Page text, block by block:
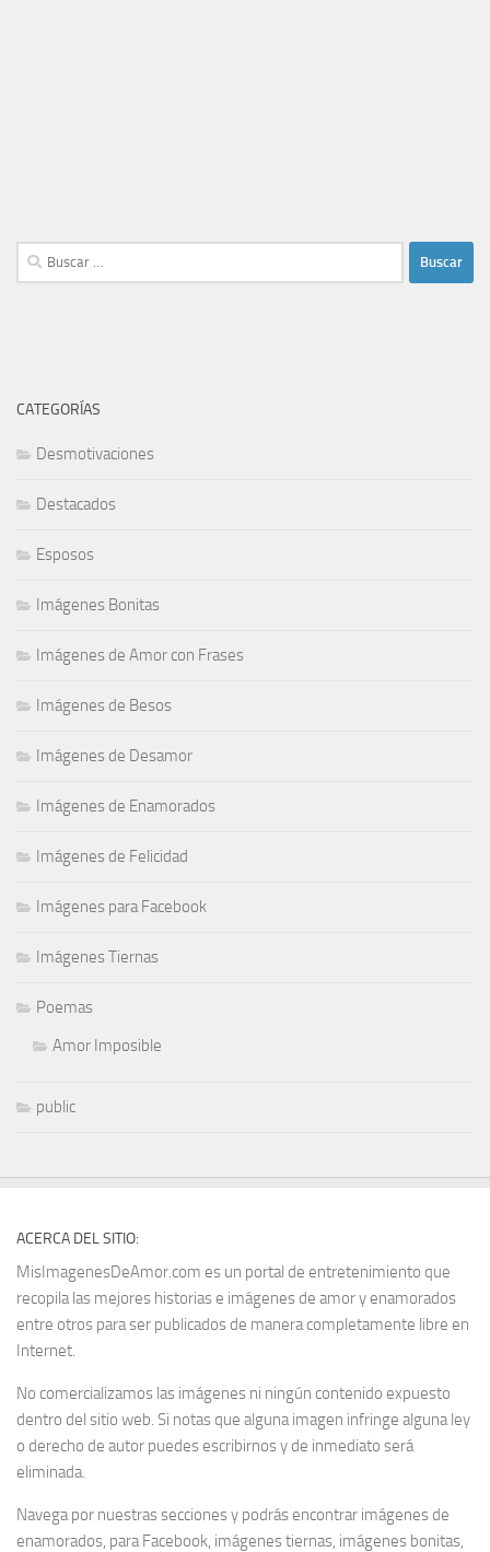
Buscar:
CATEGORÍAS
Desmotivaciones
Destacados
Esposos
Imágenes Bonitas
Imágenes de Amor con Frases
Imágenes de Besos
Imágenes de Desamor
Imágenes de Enamorados
Imágenes de Felicidad
Imágenes para Facebook
Imágenes Tiernas
Poemas
Amor Imposible
public
ACERCA DEL SITIO:
MisImagenesDeAmor.com es un portal de entretenimiento que
recopila las mejores historias e imágenes de amor y enamorados
entre otros para ser publicados de manera completamente libre en
Internet.
No comercializamos las imágenes ni ningún contenido expuesto
dentro del sitio web. Si notas que alguna imagen infringe alguna ley
o derecho de autor puedes escribirnos y de inmediato será
eliminada.
Navega por nuestras secciones y podrás encontrar imágenes de
enamorados, para Facebook, imágenes tiernas, imágenes bonitas,